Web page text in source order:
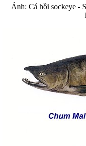
Ảnh: Cá hồi sockeye -